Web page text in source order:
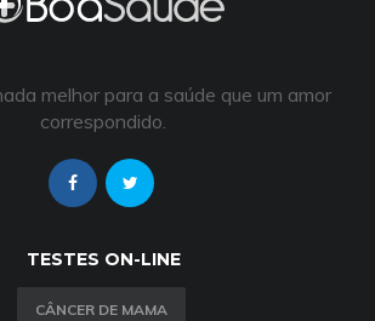
melhor para a saúde que um amor
correspondido.
TESTES ON-LINE
CÂNCER DE MAMA